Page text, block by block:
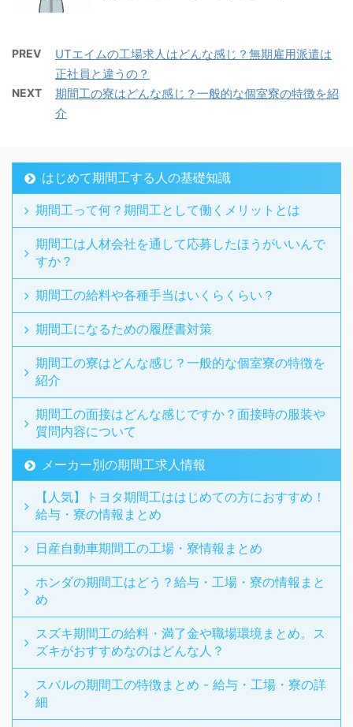
PREV
UTエイムの工場求人はどんな感じ？無期雇用派遣は
正社員と違うの？
NEXT
期間工の寮はどんな感じ？一般的な個室寮の特徴を紹
介
はじめて期間工する人の基礎知識
期間工って何？期間工として働くメリットとは
期間工は人材会社を通して応募したほうがいいんで
すか？
期間工の給料や各種手当はいくらくらい？
期間工になるための履歴書対策
期間工の寮はどんな感じ？一般的な個室寮の特徴を
紹介
期間工の面接はどんな感じですか？面接時の服装や
質問内容について
メーカー別の期間工求人情報
【人気】トヨタ期間工ははじめての方におすすめ！
給与・寮の情報まとめ
日産自動車期間工の工場・寮情報まとめ
ホンダの期間工はどう？給与・工場・寮の情報まと
め
スズキ期間工の給料・満了金や職場環境まとめ。ス
ズキがおすすめなのはどんな人？
スバルの期間工の特徴まとめ - 給与・工場・寮の詳
細